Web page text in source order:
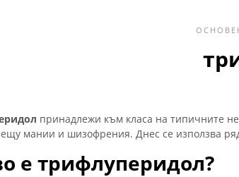
принадлежи към класа на типичните
мании и шизофрения. Днес се използва
е трифлуперидол?